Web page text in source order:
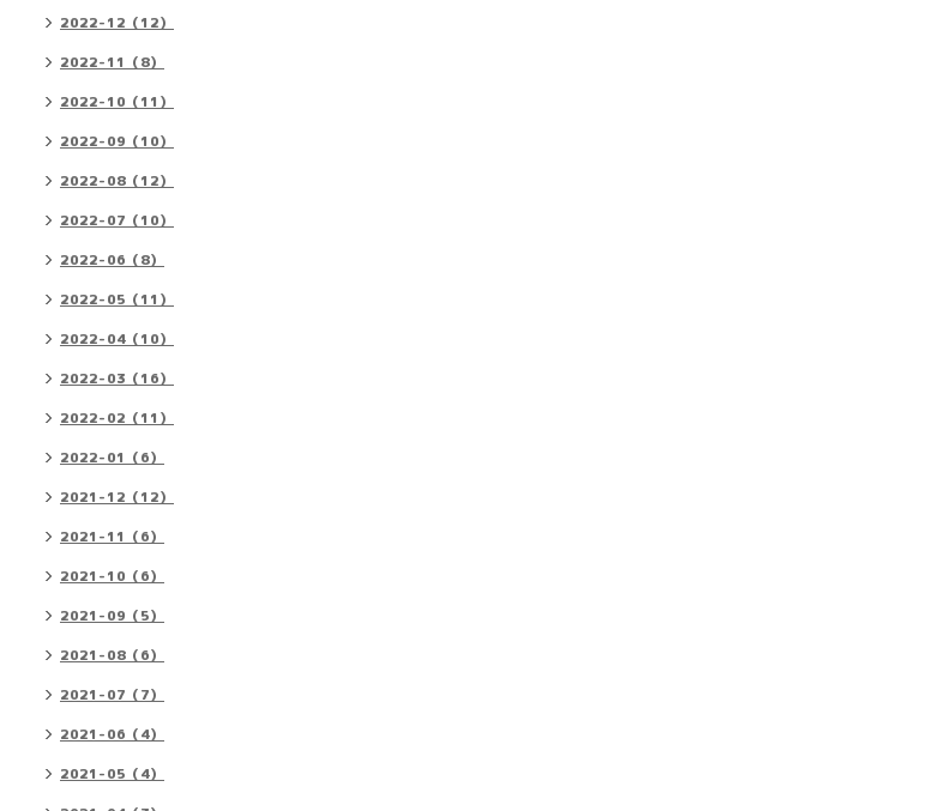
2022-12（12）
2022-11（8）
2022-10（11）
2022-09（10）
2022-08（12）
2022-07（10）
2022-06（8）
2022-05（11）
2022-04（10）
2022-03（16）
2022-02（11）
2022-01（6）
2021-12（12）
2021-11（6）
2021-10（6）
2021-09（5）
2021-08（6）
2021-07（7）
2021-06（4）
2021-05（4）